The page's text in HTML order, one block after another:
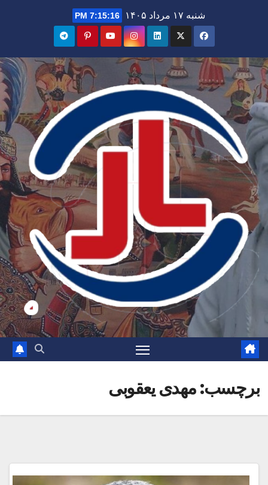
شنبه ۱۷ مرداد ۱۴۰۵ 7:15:17 PM
برچسب:مهدی یعقوبی